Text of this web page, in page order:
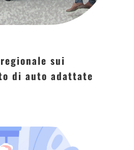
sui
di auto adattate